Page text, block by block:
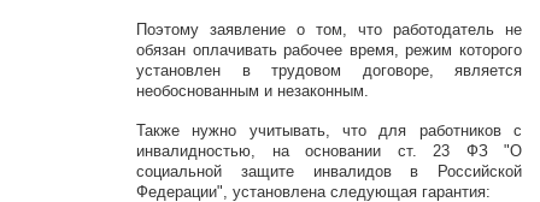
Поэтому заявление о том, что работодатель не
обязан оплачивать рабочее время, режим которого
установлен в трудовом договоре, является
необоснованным и незаконным.
Также нужно учитывать, что для работников с
инвалидностью, на основании ст. 23 ФЗ "О
социальной защите инвалидов в Российской
Федерации", установлена следующая гарантия: